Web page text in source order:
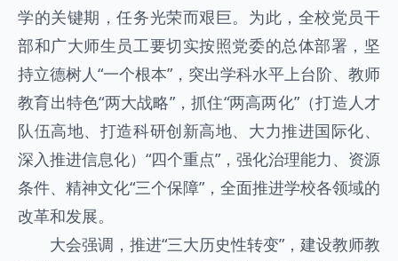
学的关键期，任务光荣而艰巨。为此，全校党员干
部和广大师生员工要切实按照党委的总体部署，坚
持立德树人“一个根本”，突出学科水平上台阶、教师
教育出特色“两大战略”，抓住“两高两化”（打造人才
队伍高地、打造科研创新高地、大力推进国际化、
深入推进信息化）“四个重点”，强化治理能力、资源
条件、精神文化“三个保障”，全面推进学校各领域的
改革和发展。
大会强调，推进“三大历史性转变”，建设教师教